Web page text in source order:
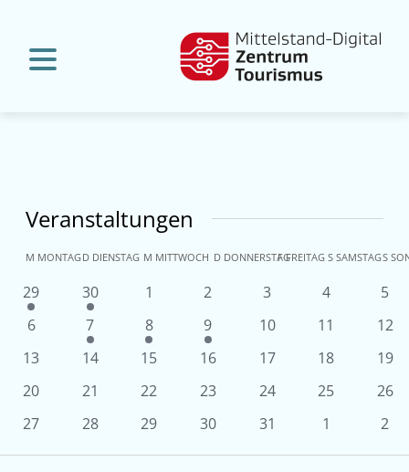
Veranstaltungen
Kalender
von
Veranstaltungen
M MONTAGD DIENSTAG M MITTWOCH D DONNERSTAG
FFREITAG SSAMSTAGS
1
Veranstaltung
29
1
Veranstaltung
30
0
1
0
2
0
3
0
4
0
5
0
Veranstaltungen
6
1
Veranstaltung
7
1
Veranstaltung
8
1
Veranstaltung
9
0
10
0
11
0
12
0
13
0
14
0
15
0
16
0
17
0
18
0
19
0
20
0
21
0
22
0
23
0
24
0
25
0
26
0
27
0
28
0
29
0
30
0
31
0
1
0
2